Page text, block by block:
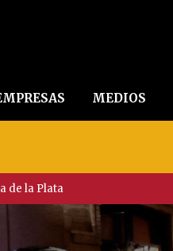
MEDIOS
de la Plata